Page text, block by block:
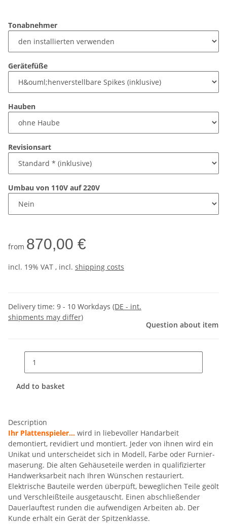
Tonabnehmer
Gerätefüße
Hauben
Revisionsart
Umbau von 110V auf 220V
from 870,00 €
incl. 19% VAT , incl. shipping costs
Delivery time: 9 - 10 Workdays (DE - int.
shipments may differ)
Question about item
Add to basket
Description
Ihr Plattenspieler... wird in liebevoller Handarbeit
demontiert, revidiert und montiert. Jeder von ihnen wird ein
Unikat und unterscheidet sich in Modell, Farbe oder Furnier-
maserung. Die alten Gehäuseteile werden in qualifizierter
Handwerksarbeit nach Ihren Wünschen restauriert.
Elektrische Bauteile werden überpüft, beweglichen Teile geölt
und Verschleißteile ausgetauscht. Einen abschließender
Dauerlauftest runden die aufwendigen Arbeiten ab. Der
Kunde erhält ein Gerät der Spitzenklasse.